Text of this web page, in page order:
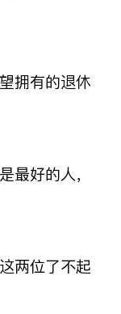
拥有的退休
最好的人，
两位了不起